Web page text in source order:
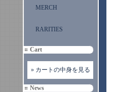
MERCH
RARITIES
Cart
» カートの中身を見る
News